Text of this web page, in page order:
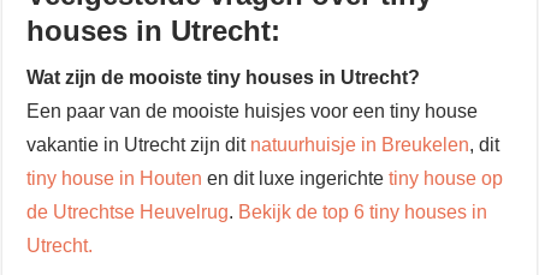
houses in Utrecht:
Wat zijn de mooiste tiny houses in Utrecht?
Een paar van de mooiste huisjes voor een tiny house
vakantie in Utrecht zijn dit natuurhuisje in Breukelen, dit
tiny house in Houten en dit luxe ingerichtetiny house op
de Utrechtse Heuvelrug. Bekijk de top 6 tiny houses in
Utrecht.